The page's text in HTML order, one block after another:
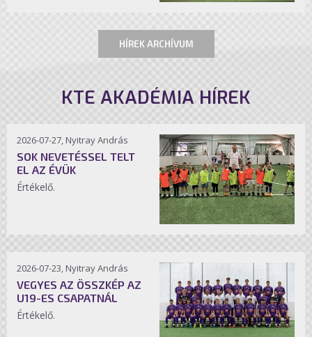
HÍREK ARCHÍVUM
KTE AKADÉMIA HÍREK
2026-07-27, Nyitray András
SOK NEVETÉSSEL TELT
EL AZ ÉVÜK
Értékelő.
2026-07-23, Nyitray András
VEGYES AZ ÖSSZKÉP AZ
U19-ES CSAPATNÁL
Értékelő.